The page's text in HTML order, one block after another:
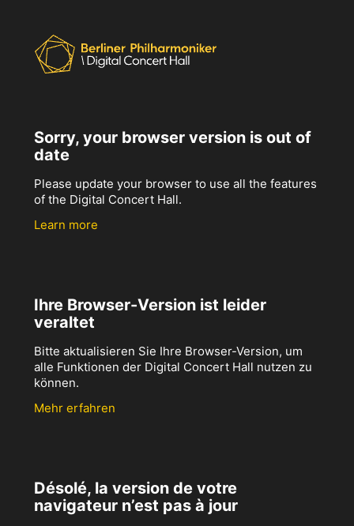
Sorry, your browser version is out of
date
Please update your browser to use all the features
of the Digital Concert Hall.
Learn more
Ihre Browser-Version ist leider
veraltet
Bitte aktualisieren Sie Ihre Browser-Version, um
alle Funktionen der Digital Concert Hall nutzen zu
können.
Mehr erfahren
Désolé, la version de votre
navigateur n’est pas à jour